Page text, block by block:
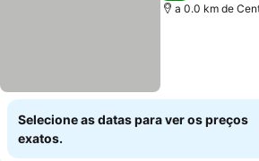
a 0.0 km de
Selecione as datas para ver os preços
exatos.